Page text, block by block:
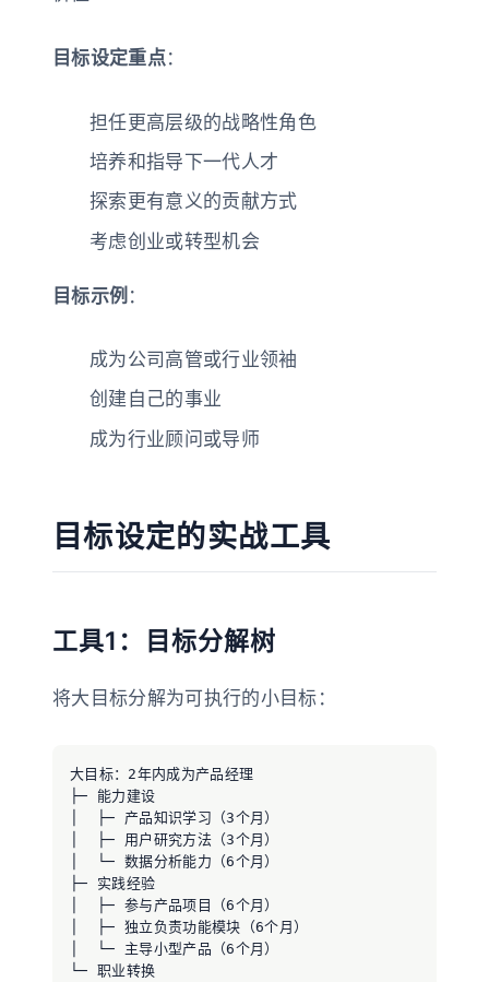
目标设定重点：
担任更高层级的战略性角色
培养和指导下一代人才
探索更有意义的贡献方式
考虑创业或转型机会
目标示例 ：
成为公司高管或行业领袖
创建自己的事业
成为行业顾问或导师
目标设定的实战工具
工具1：目标分解树
将大目标分解为可执行的小目标：
大目标：2年内成为产品经理
├─ 能力建设
│  ├─ 产品知识学习（3个月）
│  ├─ 用户研究方法（3个月）
│  └─ 数据分析能力（6个月）
├─ 实践经验
│  ├─ 参与产品项目（6个月）
│  ├─ 独立负责功能模块（6个月）
│  └─ 主导小型产品（6个月）
└─ 职业转换